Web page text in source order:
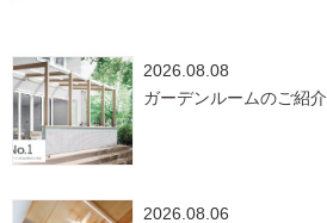
2026.08.08
ガーデンルームのご紹介
2026.08.06